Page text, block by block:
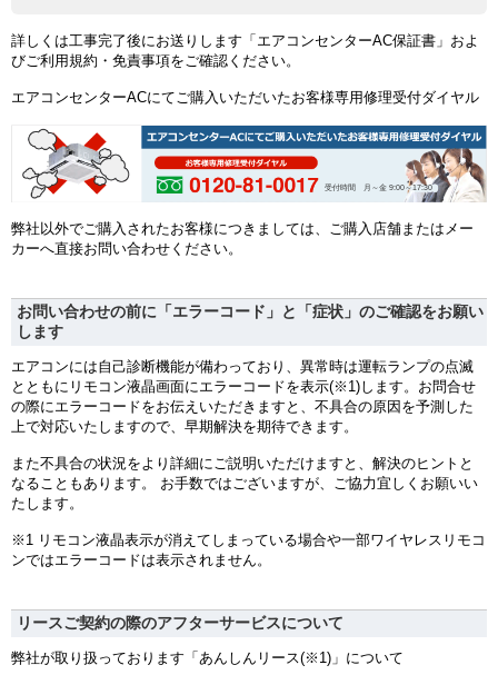
詳しくは工事完了後にお送りします「エアコンセンターAC保証書」およ
びご利用規約・免責事項をご確認ください。
エアコンセンターACにてご購入いただいたお客様専用修理受付ダイヤル
受付時間 月～金 9:00～17:30
弊社以外でご購入されたお客様につきましては、ご購入店舗またはメー
カーへ直接お問い合わせください。
お問い合わせの前に「エラーコード」と「症状」のご確認をお願い
します
エアコンには自己診断機能が備わっており、異常時は運転ランプの点滅
とともにリモコン液晶画面にエラーコードを表示(※1)します。お問合せ
の際にエラーコードをお伝えいただきますと、不具合の原因を予測した
上で対応いたしますので、早期解決を期待できます。
また不具合の状況をより詳細にご説明いただけますと、解決のヒントと
なることもあります。 お手数ではございますが、ご協力宜しくお願いい
たします。
※1 リモコン液晶表示が消えてしまっている場合や一部ワイヤレスリモコ
ンではエラーコードは表示されません。
リースご契約の際のアフターサービスについて
弊社が取り扱っております「あんしんリース(※1)」について